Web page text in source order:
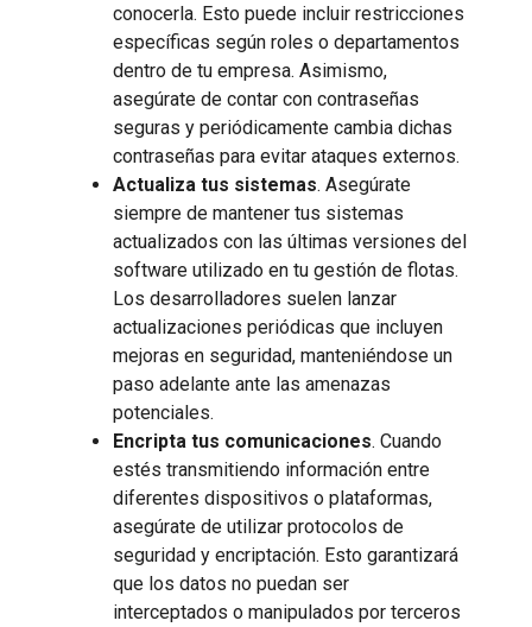
conocerla. Esto puede incluir restricciones
específicas según roles o departamentos
dentro de tu empresa. Asimismo,
asegúrate de contar con contraseñas
seguras y periódicamente cambia dichas
contraseñas para evitar ataques externos.
Actualiza tus sistemas. Asegúrate
siempre de mantener tus sistemas
actualizados con las últimas versiones del
software utilizado en tu gestión de flotas.
Los desarrolladores suelen lanzar
actualizaciones periódicas que incluyen
mejoras en seguridad, manteniéndose un
paso adelante ante las amenazas
potenciales.
Encripta tus comunicaciones. Cuando
estés transmitiendo información entre
diferentes dispositivos o plataformas,
asegúrate de utilizar protocolos de
seguridad y encriptación. Esto garantizará
que los datos no puedan ser
interceptados o manipulados por terceros